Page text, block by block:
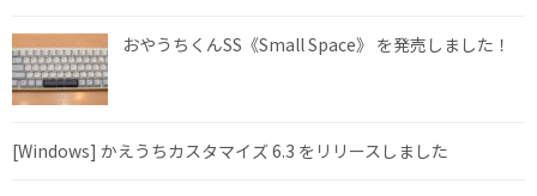
おやうちくんSS《Small Space》 を発売しました！
[Windows] かえうちカスタマイズ 6.3 をリリースしました